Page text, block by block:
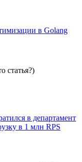
в Golang
статья?)
в департамент
в 1 млн RPS